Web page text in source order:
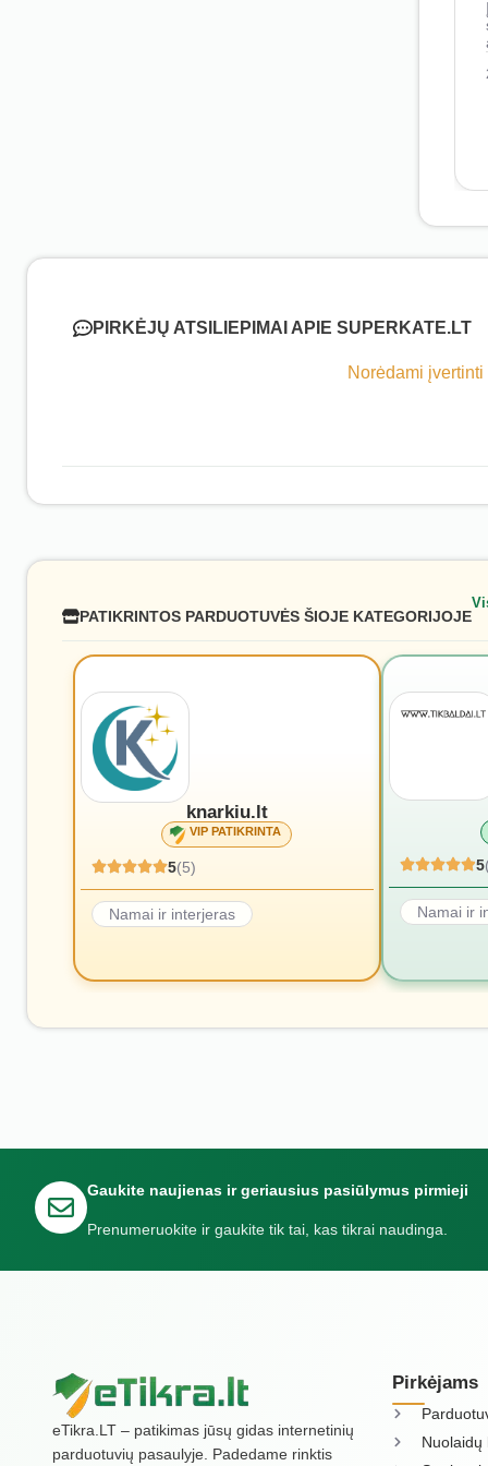
PIRKĖJŲ ATSILIEPIMAI APIE SUPERKATE.LT
Norėdami
PATIKRINTOS PARDUOTUVĖS ŠIOJE KATEGORIJOJE
knarkiu.lt
VIP PATIKRINTA
5(5)
Namai ir interjeras
5
Namai ir
Gaukite naujienas ir geriausius pasiūlymus pirmieji
Prenumeruokite ir gaukite tik tai, kas tikrai naudinga.
eTikra.LT – patikimas jūsų gidas internetinių
parduotuvių pasaulyje. Padedame rinktis
Pirkėjams
Nuolaidų